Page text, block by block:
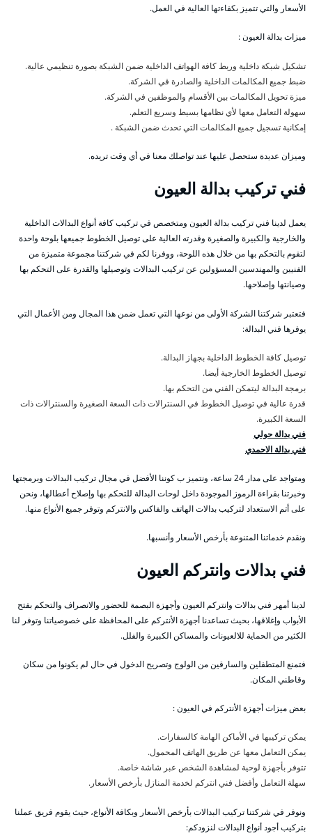
الأسعار والتي تتميز بكفاءتها العالية في العمل.
ميزات بدالة العيون :
تشكيل شبكة داخلية وربط كافة الهواتف الداخلية ضمن الشبكة بصورة تنظيمي عالية.
ضبط جميع المكالمات الداخلية والصادرة قي الشركة.
ميزة تحويل المكالمات بين الأقسام والموظفين في الشركة.
سهولة التعامل معها لأي نظامها بسيط وسريع التعلم.
إمكانية تسجيل جميع المكالمات التي تحدث ضمن الشبكة .
وميزان عديدة ستحصل عليها عند تواصلك معنا في أي وقت تريده.
فني تركيب بدالة العيون
يعمل لدينا فني تركيب بدالة العيون ومتخصص في تركيب كافة أنواع البدالات الداخلية
والخارجية والكبيرة والصغيرة وقدرته العالية على توصيل الخطوط جميعها بلوحة واحدة
لتقوم بالتحكم بها من خلال هذه اللوحة، ووفرنا لكم في شركتنا مجموعة متميزة من
الفنيين والمهندسين المسؤولين عن تركيب البدالات وتوصيلها والقدرة على التحكم بها
وصيانتها وإصلاحها.
فتعتبر شركتنا الشركة الأولى من نوعها التي تعمل ضمن هذا المجال ومن الأعمال التي
يوفرها فني البدالة:
توصيل كافة الخطوط الداخلية بجهاز البدالة.
توصيل الخطوط الخارجية أيضا.
برمجة البدالة ليتمكن الفني من التحكم بها.
قدرة عالية في توصيل الخطوط في السنترالات ذات السعة الصغيرة والسنترالات ذات
السعة الكبيرة.
فني بدالة حولي
فني بدالة الاحمدي
ومتواجد على مدار 24 ساعة، ونتميز ب كوننا الأفضل في مجال تركيب البدالات وبرمجتها
وخبرتنا بقراءة الرموز الموجودة داخل لوحات البدالة للتحكم بها وإصلاح أعطالها، ونحن
على أتم الاستعداد لتركيب بدالات الهاتف والفاكس والانتركم وتوفر جميع الأنواع منها.
ونقدم خدماتنا المتنوعة بأرخص الأسعار وأنسبها.
فني بدالات وانتركم العيون
لدينا أمهر فني بدالات وانتركم العيون وأجهزة البصمة للحضور والانصراف والتحكم بفتح
الأبواب وإغلاقها، بحيث تساعدنا أجهزة الأنتركم على المحافظة على خصوصياتنا وتوفر لنا
الكثير من الحماية للالعيونات والمساكن الكبيرة والفلل.
فتمنع المتطفلين والسارقين من الولوج وتصريح الدخول في حال لم يكونوا من سكان
وقاطني المكان.
بعض ميزات أجهزة الأنتركم في العيون :
يمكن تركيبها في الأماكن الهامة كالسفارات.
يمكن التعامل معها عن طريق الهاتف المحمول.
تتوفر بأجهزة لوحية لمشاهدة الشخص عبر شاشة خاصة.
سهلة التعامل وأفضل فني انتركم لخدمة المنازل بأرخص الأسعار.
ونوفر في شركتنا تركيب البدالات بأرخص الأسعار وبكافة الأنواع، حيث يقوم فريق عملنا
بتركيب أجود أنواع البدالات لنزودكم: